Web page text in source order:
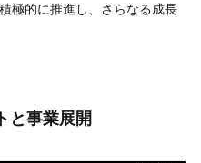
極的に推進し、さらなる成長
と事業展開